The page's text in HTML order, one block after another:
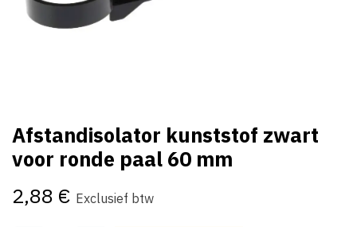
Afstandisolator kunststof zwart
voor ronde paal 60 mm
2,88 € Exclusief btw